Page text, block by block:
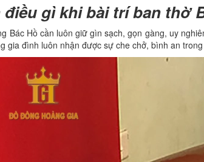
điều gì khi bài trí ban thờ
Bác Hồ cần luôn giữ gìn sạch, gọn gàng, uy
gia đình luôn nhận được sự che chở, bình an